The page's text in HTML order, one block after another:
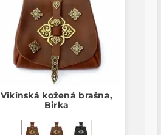
Vikinská kožená brašna,
Birka